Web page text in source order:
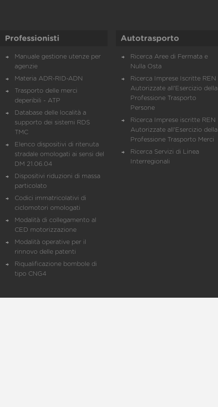
Professionisti
Manuale gestione utenze per
agenzie
Materia ADR-RID-ADN
Trasporto delle merci
deperibili - ATP
Database delle località a
supporto dei sistemi RDS
TMC
Elenco dispositivi di ritenuta
stradale omologati ai sensi del
DM 21.06.04
Dispositivi riduzioni di massa
particolato
Codici immatricolativi di
ciclomotori omologati
Modalità di collegamento al
CED motorizzazione
Modalità operative per il
rinnovo delle patenti
Riqualificazione bombole di
tipo CNG4
Autotrasporto
Ricerca Aree di Fermata e
Nulla Osta
Ricerca Imprese Iscritte REN
Autorizzate all'Esercizio della
Professione Trasporto
Persone
Ricerca Imprese iscritte REN
Autorizzate all'Esercizio della
Professione Trasporto Merci
Ricerca Servizi di Linea
Interregionali